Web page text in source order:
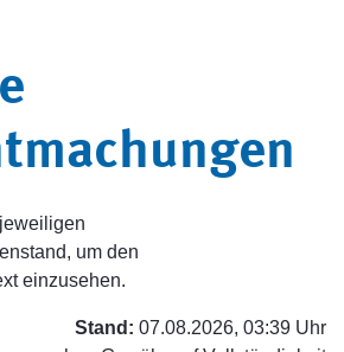
um den
einzusehen.
Stand: 07.08.2026, 03:39 Uhr